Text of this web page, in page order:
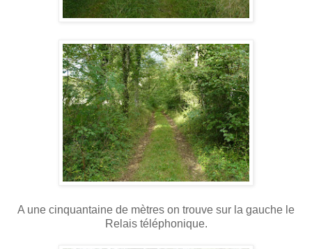
A une cinquantaine de mètres on trouve sur la gauche le
Relais téléphonique.